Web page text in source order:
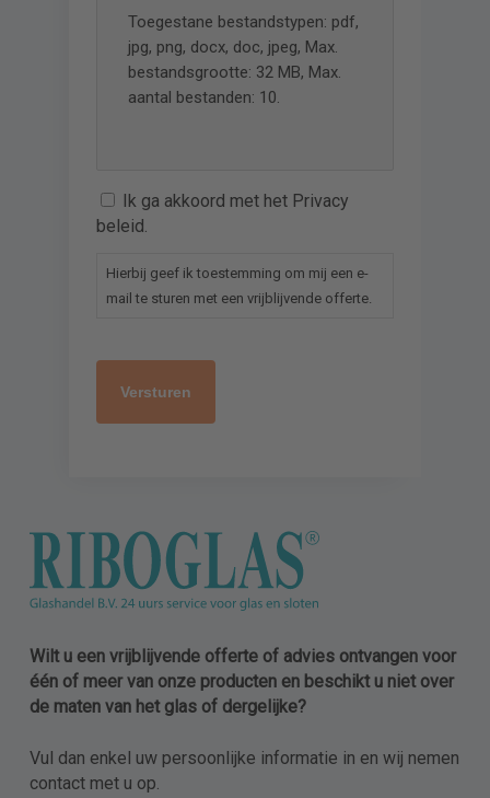
Wilt u een vrijblijvende offerte of advies ontvangen voor
één of meer van onze producten en beschikt u niet over
de maten van het glas of dergelijke?
Vul dan enkel uw persoonlijke informatie in en wij nemen
contact met u op.
Toegestane bestandstypen: pdf,
jpg, png, docx, doc, jpeg, Max.
bestandsgrootte: 32 MB, Max.
aantal bestanden: 10.
Ik ga akkoord met het Privacy
beleid.
Hierbij geef ik toestemming om mij een e-
mail te sturen met een vrijblijvende offerte.